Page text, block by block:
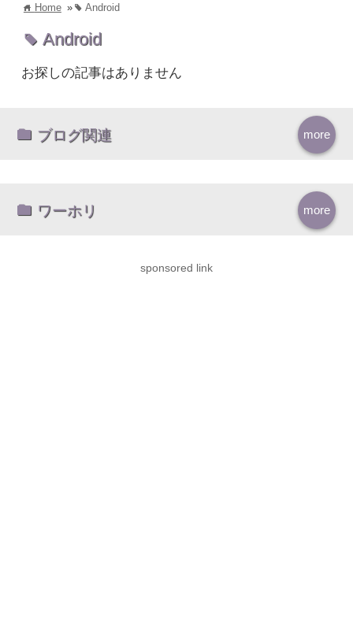
home Home » tag Android
tag Android
お探しの記事はありません
more
ブログ関連
more
ワーホリ
sponsored link